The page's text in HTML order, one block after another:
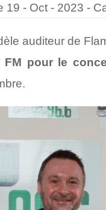
19 - Oct - 2023 -
auditeur de
FM pour le